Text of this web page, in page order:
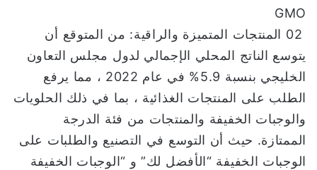
GMO
02 المنتجات المتميزة والراقية: من المتوقع أن
يتوسع الناتج المحلي الإجمالي لدول مجلس التعاون
الخليجي بنسبة 5.9% في عام 2022 ، مما يرفع
الطلب على المنتجات الغذائية ، بما في ذلك الحلويات
والوجبات الخفيفة والمنتجات من فئة الدرجة
الممتازة. حيث أن التوسع في التصنيع والطلبات على
الوجبات الخفيفة “الأفضل لك” و “الوجبات الخفيفة